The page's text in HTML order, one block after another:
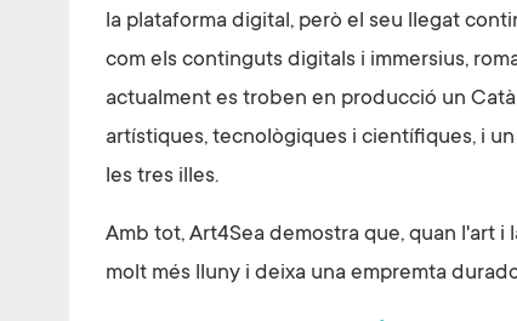
la plataforma digital, però el seu llegat
com els continguts digitals i immersius,
actualment es troben en producció un
artístiques, tecnològiques i científiques, i
les tres illes.
Amb tot, Art4Sea demostra que, quan l'art i
molt més lluny i deixa una empremta